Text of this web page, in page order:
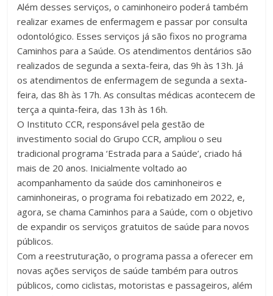
Além desses serviços, o caminhoneiro poderá também
realizar exames de enfermagem e passar por consulta
odontológico. Esses serviços já são fixos no programa
Caminhos para a Saúde. Os atendimentos dentários são
realizados de segunda a sexta-feira, das 9h às 13h. Já
os atendimentos de enfermagem de segunda a sexta-
feira, das 8h às 17h. As consultas médicas acontecem de
terça a quinta-feira, das 13h às 16h.
O Instituto CCR, responsável pela gestão de
investimento social do Grupo CCR, ampliou o seu
tradicional programa ‘Estrada para a Saúde’, criado há
mais de 20 anos. Inicialmente voltado ao
acompanhamento da saúde dos caminhoneiros e
caminhoneiras, o programa foi rebatizado em 2022, e,
agora, se chama Caminhos para a Saúde, com o objetivo
de expandir os serviços gratuitos de saúde para novos
públicos.
Com a reestruturação, o programa passa a oferecer em
novas ações serviços de saúde também para outros
públicos, como ciclistas, motoristas e passageiros, além